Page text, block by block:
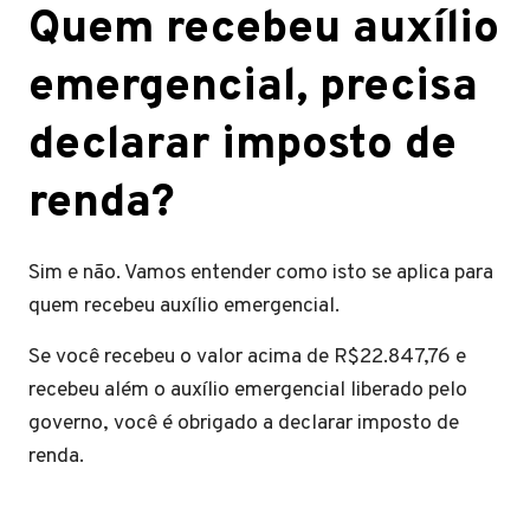
Quem recebeu auxílio
emergencial, precisa
declarar imposto de
renda?
Sim e não. Vamos entender como isto se aplica para
quem recebeu auxílio emergencial.
Se você recebeu o valor acima de R$22.847,76 e
recebeu além o auxílio emergencial liberado pelo
governo, você é obrigado a declarar imposto de
renda.